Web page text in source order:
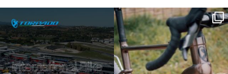
IBF sta per...
17 1
Kepler R è la gravel pensata per affrontare
lunghe...
27 0